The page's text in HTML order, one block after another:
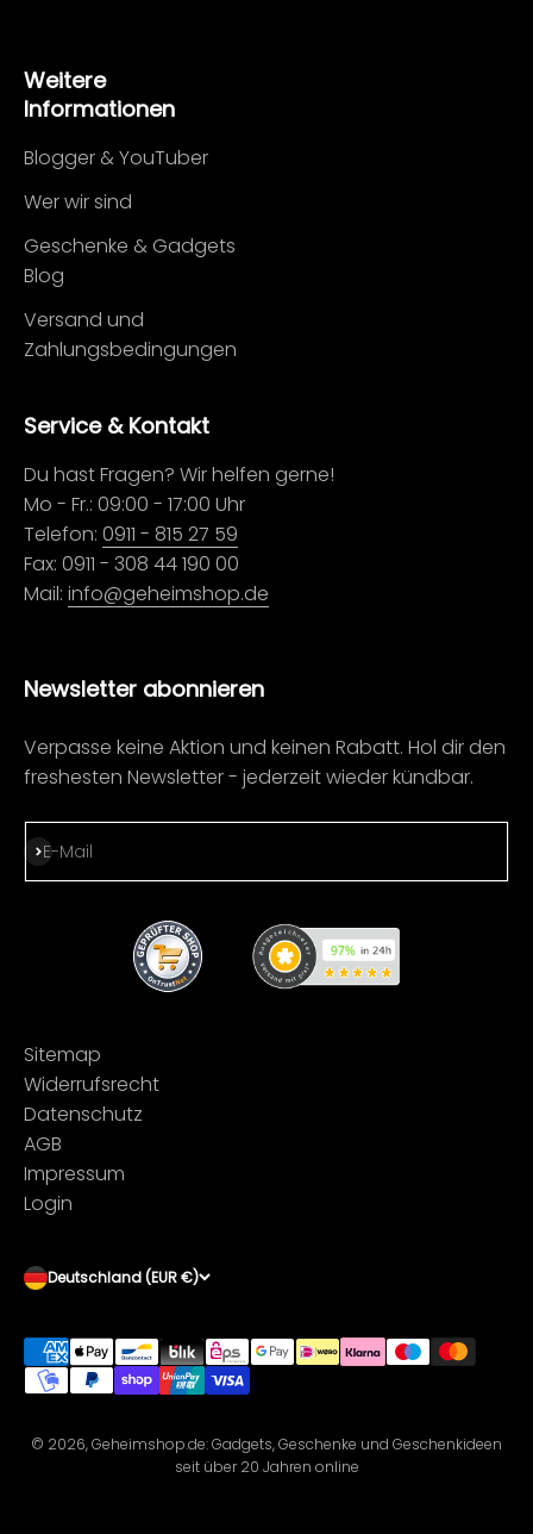
Weitere
Informationen
Blogger & YouTuber
Wer wir sind
Geschenke & Gadgets
Blog
Versand und
Zahlungsbedingungen
Service & Kontakt
Du hast Fragen? Wir helfen gerne!
Mo - Fr.: 09:00 - 17:00 Uhr
Telefon: 0911 - 815 27 59
Fax: 0911 - 308 44 190 00
Mail: info@geheimshop.de
Newsletter abonnieren
Verpasse keine Aktion und keinen Rabatt. Hol dir den
freshesten Newsletter - jederzeit wieder kündbar.
E-Mail
Abonnieren
Sitemap
Widerrufsrecht
Datenschutz
AGB
Impressum
Login
Deutschland (EUR €)
© 2026, Geheimshop.de: Gadgets, Geschenke und Geschenkideen
seit über 20 Jahren online